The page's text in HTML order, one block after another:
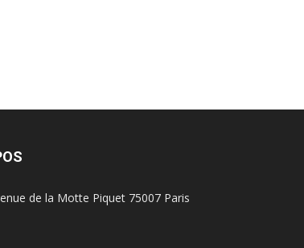
de la Motte Piquet 75007 Paris